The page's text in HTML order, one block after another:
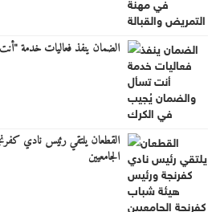
الضمان ينفذ فعاليات خدمة
القطعان يلتقي رئيس نادي
الجامعيين